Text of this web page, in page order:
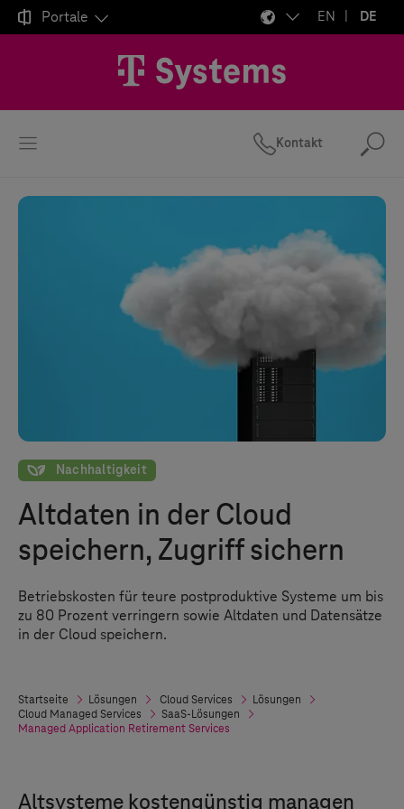
 Portale EN DE
Kontakt
Nachhaltigkeit
Nachhaltigkeit
Altdaten in der Cloud
speichern, Zugriff sichern
Betriebskosten für teure postproduktive Systeme um bis
zu 80 Prozent verringern sowie Altdaten und Datensätze
in der Cloud speichern.
Startseite Lösungen Cloud Services
Lösungen
Cloud Managed Services
SaaS-Lösungen
Managed Application Retirement Services
Altsysteme kostengünstig managen